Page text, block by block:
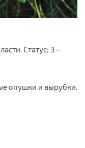
Статус: 3 -
опушки и вырубки.